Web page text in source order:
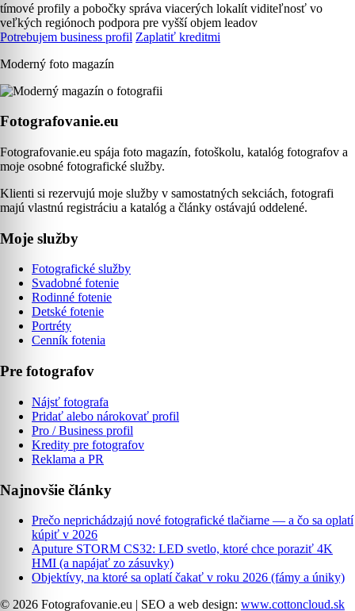
tímové profily a pobočky správa viacerých lokalít viditeľnosť vo
veľkých regiónoch podpora pre vyšší objem leadov
Potrebujem business profil Zaplatiť kreditmi
Moderný foto magazín
Fotografovanie.eu
Fotografovanie.eu spája foto magazín, fotoškolu, katalóg fotografov a
moje osobné fotografické služby.
Klienti si rezervujú moje služby v samostatných sekciách, fotografi
majú vlastnú registráciu a katalóg a články ostávajú oddelené.
Moje služby
Fotografické služby
Svadobné fotenie
Rodinné fotenie
Detské fotenie
Portréty
Cenník fotenia
Pre fotografov
Nájsť fotografa
Pridať alebo nárokovať profil
Pro / Business profil
Kredity pre fotografov
Reklama a PR
Najnovšie články
Prečo neprichádzajú nové fotografické tlačiarne — a čo sa oplatí
kúpiť v 2026
Aputure STORM CS32: LED svetlo, ktoré chce poraziť 4K
HMI (a napájať zo zásuvky)
Objektívy, na ktoré sa oplatí čakať v roku 2026 (fámy a úniky)
© 2026 Fotografovanie.eu | SEO a web design: www.cottoncloud.sk